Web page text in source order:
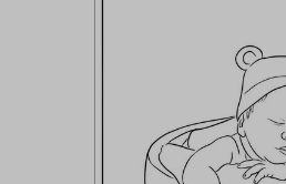
kinderkleding